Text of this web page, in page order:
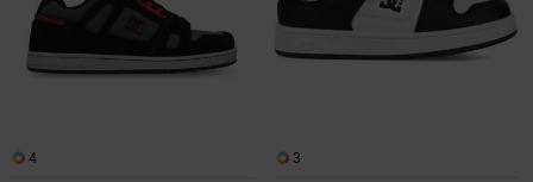
4 3